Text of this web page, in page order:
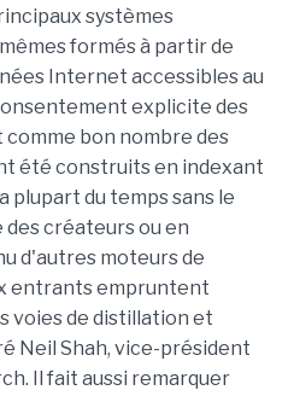
systèmes
formés à partir de
Internet accessibles au
explicite des
comme bon nombre des
été construits en indexant
plupart du temps sans le
créateurs ou en
d'autres moteurs de
entrants empruntent
voies de distillation et
Neil Shah, vice-président
Il fait aussi remarquer